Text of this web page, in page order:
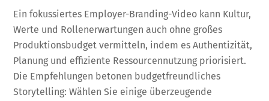
Ein fokussiertes Employer-Branding-Video kann Kultur,
Werte und Rollenerwartungen auch ohne großes
Produktionsbudget vermitteln, indem es Authentizität,
Planung und effiziente Ressourcennutzung priorisiert.
Die Empfehlungen betonen budgetfreundliches
Storytelling: Wählen Sie einige überzeugende